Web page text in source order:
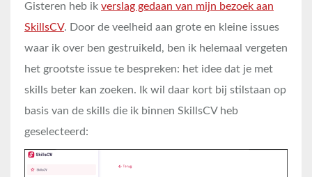
Gisteren heb ik verslag gedaan van mijn bezoek aan
SkillsCV. Door de veelheid aan grote en kleine issues
waar ik over ben gestruikeld, ben ik helemaal vergeten
het grootste issue te bespreken: het idee dat je met
skills beter kan zoeken. Ik wil daar kort bij stilstaan op
basis van de skills die ik binnen SkillsCV heb
geselecteerd: